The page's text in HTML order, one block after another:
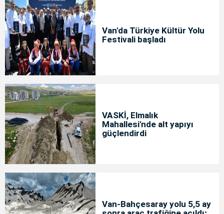
Van'da Türkiye Kültür Yolu
Festivali başladı
VASKİ, Elmalık
Mahallesi'nde alt yapıyı
güçlendirdi
Van-Bahçesaray yolu 5,5 ay